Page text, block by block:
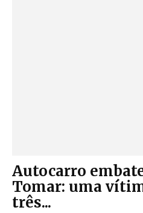
Autocarro
Tomar: uma
três...